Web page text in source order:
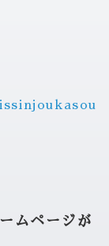
ムページが